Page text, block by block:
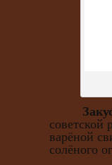
советской
варёной
солёного